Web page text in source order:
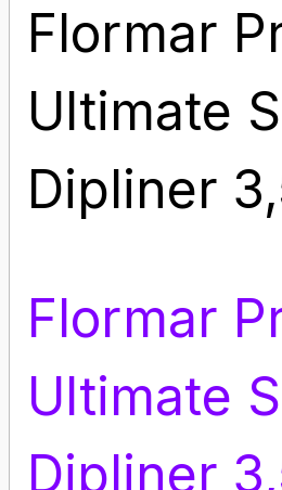
Flormar
Ultimate
Dipliner
Flormar
Ultimate
Dipliner